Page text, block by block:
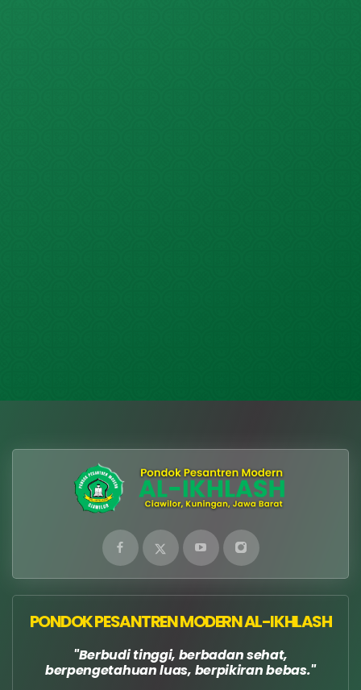
PONDOK PESANTREN MODERN AL-IKHLASH
Berbudi tinggi, berbadan sehat,
berpengetahuan luas, berpikiran bebas.